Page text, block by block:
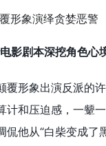
影剧本深挖角色心
覆形象出演反派的
和压迫感，一颦
他从“白柴变成